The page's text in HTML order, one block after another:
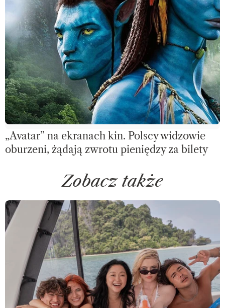
„Avatar” na ekranach kin. Polscy widzowie
oburzeni, żądają zwrotu pieniędzy za bilety
Zobacz także